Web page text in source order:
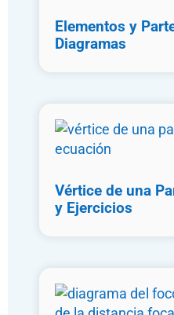
Elementos y
Diagramas
Vértice de una
y Ejercicios